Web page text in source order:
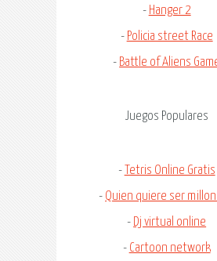
- Hanger 2
- Policia street Race
- Battle of Aliens
Juegos Populares
- Tetris Online Gratis
- Quien quiere ser
- Dj virtual online
- Cartoon network